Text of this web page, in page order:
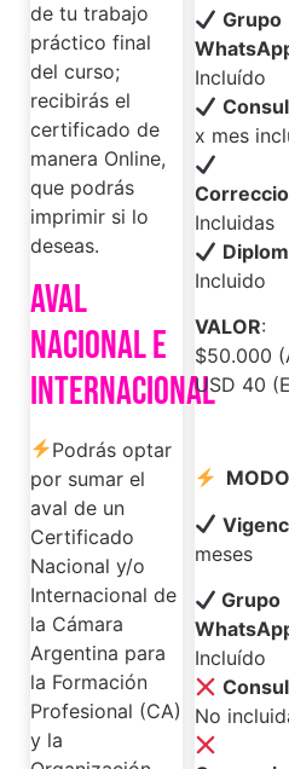
de tu trabajo
práctico final
del curso;
recibirás el
certificado de
manera Online,
que podrás
imprimir si lo
deseas.
AVAL
NACIONAL E
INTERNACIONAL
Podrás optar
por sumar el
aval de un
Certificado
Nacional y/o
Internacional de
la Cámara
Argentina para
la Formación
Profesional (CA)
y la
Grupo
Incluído
x mes
Incluidas
Incluido
VALOR:
$50.000
USD 40
meses
Grupo
Incluído
No